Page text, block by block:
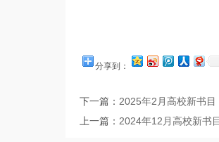
分享到：
下一篇： 2025年2月高校新书目
上一篇： 2024年12月高校新书